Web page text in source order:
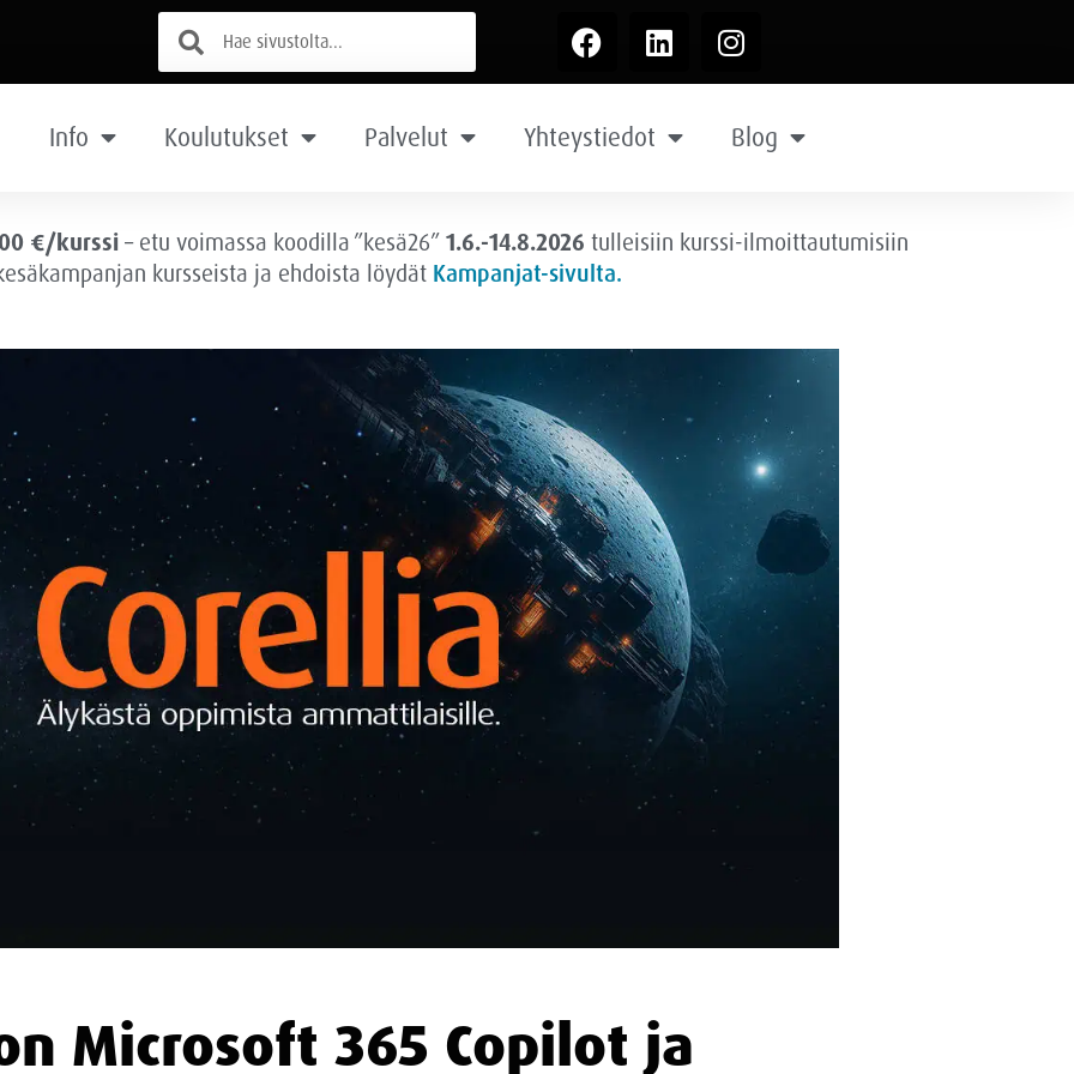
Info Koulutukset Palvelut Yhteystiedot Blog
€/kurssi – etu voimassa koodilla ”kesä26” 1.6.-14.8.2026 tulleisiin kurssi-ilmoittautumisiin
kursseista ja ehdoista löydät Kampanjat-sivulta.
Microsoft 365 Copilot ja